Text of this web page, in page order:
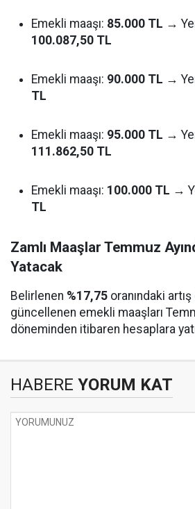
Emekli maaşı: 85.000 TL →
100.087,50 TL
Emekli maaşı: 90.000 TL →
TL
Emekli maaşı: 95.000 TL →
111.862,50 TL
Emekli maaşı: 100.000 TL →
TL
Zamlı Maaşlar Temmuz
Yatacak
Belirlenen %17,75 oranındaki
güncellenen emekli maaşları
döneminden itibaren hesaplara
HABERE YORUM KAT